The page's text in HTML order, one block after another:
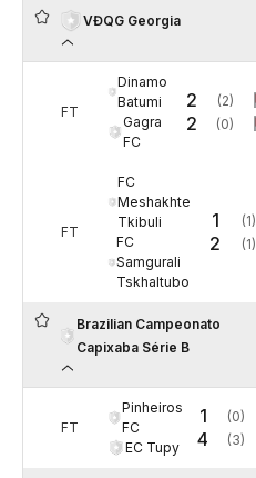
VĐQG Georgia
FT
Dinamo
Batumi
Gagra
FC
2
2
(2)
(0)
FT
FC
Meshakhte
Tkibuli
FC
Samgurali
Tskhaltubo
1
2
(1)
(1)
Brazilian Campeonato
Capixaba Série B
FT
Pinheiros
FC
EC Tupy
1
4
(0)
(3)